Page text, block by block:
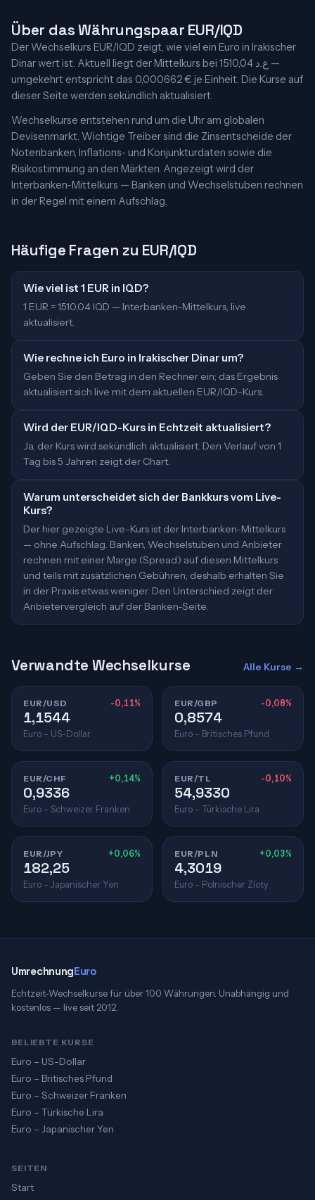
Über das Währungspaar EUR/IQD
Der Wechselkurs EUR/IQD zeigt, wie viel ein Euro in Irakischer
Dinar wert ist. Aktuell liegt der Mittelkurs bei 1510,04 ع.د —
umgekehrt entspricht das 0,000662 € je Einheit. Die Kurse auf
dieser Seite werden sekündlich aktualisiert.
Wechselkurse entstehen rund um die Uhr am globalen
Devisenmarkt. Wichtige Treiber sind die Zinsentscheide der
Notenbanken, Inflations- und Konjunkturdaten sowie die
Risikostimmung an den Märkten. Angezeigt wird der
Interbanken-Mittelkurs — Banken und Wechselstuben rechnen
in der Regel mit einem Aufschlag.
Häufige Fragen zu EUR/IQD
Wie viel ist 1 EUR in IQD?
1 EUR = 1510,04 IQD — Interbanken-Mittelkurs, live
aktualisiert.
Wie rechne ich Euro in Irakischer Dinar um?
Geben Sie den Betrag in den Rechner ein; das Ergebnis
aktualisiert sich live mit dem aktuellen EUR/IQD-Kurs.
Wird der EUR/IQD-Kurs in Echtzeit aktualisiert?
Ja, der Kurs wird sekündlich aktualisiert. Den Verlauf von 1
Tag bis 5 Jahren zeigt der Chart.
Warum unterscheidet sich der Bankkurs vom Live-
Kurs?
Der hier gezeigte Live-Kurs ist der Interbanken-Mittelkurs
— ohne Aufschlag. Banken, Wechselstuben und Anbieter
rechnen mit einer Marge (Spread) auf diesen Mittelkurs
und teils mit zusätzlichen Gebühren; deshalb erhalten Sie
in der Praxis etwas weniger. Den Unterschied zeigt der
Anbietervergleich auf der Banken-Seite.
Verwandte Wechselkurse Alle Kurse →
EUR/USD -0,11%
1,1544
Euro – US-Dollar
EUR/GBP -0,08%
0,8574
Euro – Britisches Pfund
EUR/CHF +0,14%
0,9336
Euro – Schweizer Franken
EUR/TL -0,10%
54,9330
Euro – Türkische Lira
EUR/JPY +0,06%
182,25
Euro – Japanischer Yen
EUR/PLN +0,03%
4,3019
Euro – Polnischer Zloty
UmrechnungEuro
Echtzeit-Wechselkurse für über 100 Währungen. Unabhängig und
kostenlos — live seit 2012.
BELIEBTE KURSE
Euro – US-Dollar
Euro – Britisches Pfund
Euro – Schweizer Franken
Euro – Türkische Lira
Euro – Japanischer Yen
SEITEN
Start